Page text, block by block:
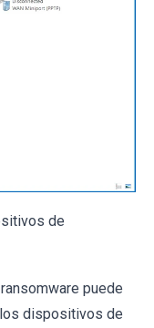
de
puede
dispositivos de